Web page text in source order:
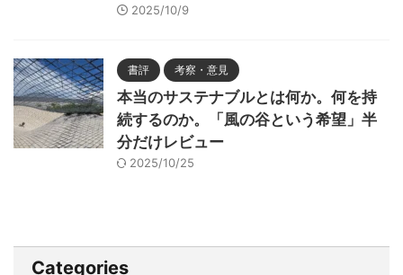
2025/10/9
書評 考察・意見
本当のサステナブルとは何か。何を持
続するのか。「風の谷という希望」半
分だけレビュー
2025/10/25
Categories